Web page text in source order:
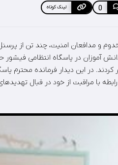
0 لینک کوتاه
و مدافعان امنیت، چند تن از
آموزان در پاسگاه انتظامی فیشور
در این دیدار فرمانده محترم
با مراقبت از خود در قبال